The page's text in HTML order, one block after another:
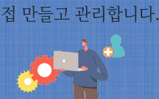
만들고 관리합니다.